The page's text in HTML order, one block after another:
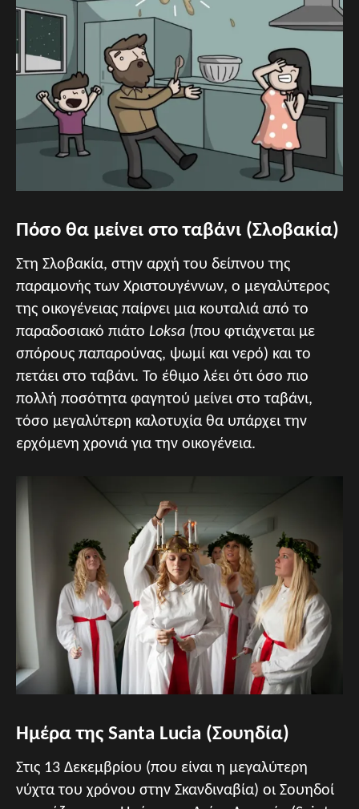
Πόσο θα μείνει στο ταβάνι (Σλοβακία)
Στη Σλοβακία, στην αρχή του δείπνου της
παραμονής των Χριστουγέννων, ο μεγαλύτερος
της οικογένειας παίρνει μια κουταλιά από το
παραδοσιακό πιάτο Loksa (που φτιάχνεται με
σπόρους παπαρούνας, ψωμί και νερό) και το
πετάει στο ταβάνι. Το έθιμο λέει ότι όσο πιο
πολλή ποσότητα φαγητού μείνει στο ταβάνι,
τόσο μεγαλύτερη καλοτυχία θα υπάρχει την
ερχόμενη χρονιά για την οικογένεια.
Ημέρα της Santa Lucia (Σουηδία)
Στις 13 Δεκεμβρίου (που είναι η μεγαλύτερη
νύχτα του χρόνου στην Σκανδιναβία) οι Σουηδοί